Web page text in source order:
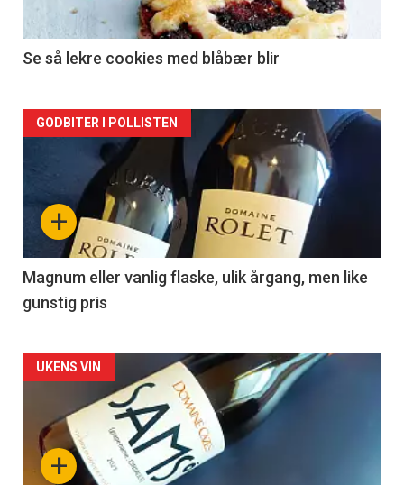
2
Se så lekre cookies med blåbær blir
Forsiden
akkurat
nå
3
+
GODBITER I POLLISTEN
Magnum eller vanlig flaske, ulik årgang, men like
gunstig pris
Forsiden
akkurat
nå+
UKENS VIN